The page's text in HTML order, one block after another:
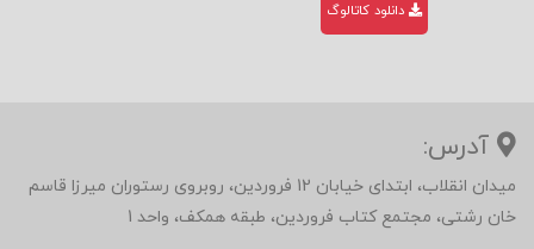
دانلود کاتالوگ
آدرس:
میدان انقلاب، ابتدای خیابان 12 فروردین، روبروی رستوران میرزا قاسم
خان رشتی، مجتمع کتاب فروردین، طبقه همکف، واحد 1